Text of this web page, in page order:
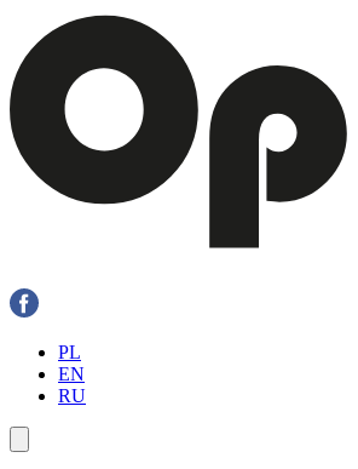
PL
EN
RU